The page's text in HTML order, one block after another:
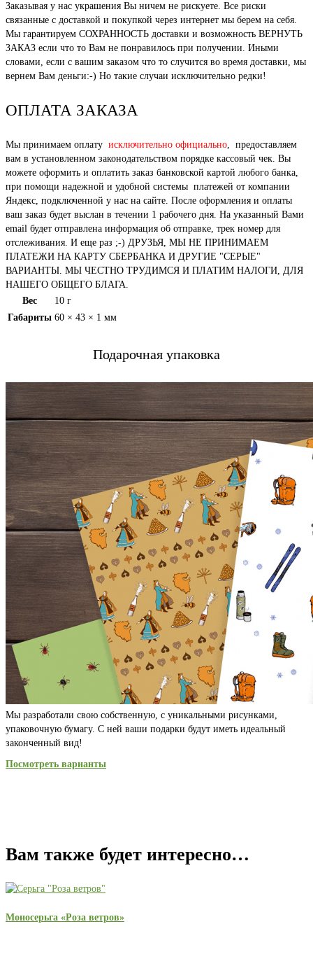
Заказывая у нас украшения Вы ничем не рискуете. Все риски
связанные с доставкой и покупкой через интернет мы берем на себя.
Мы гарантируем СОХРАННОСТЬ доставки и возможность ВЕРНУТЬ
ЗАКАЗ если что то Вам не понравилось при получении. Иными
словами, если с вашим заказом что то случится во время доставки, мы
вернем Вам деньги:-) Но такие случаи исключительно редки!
ОПЛАТА ЗАКАЗА
Мы принимаем оплату исключительно официально, предоставляем
вам в установленном законодательством порядке кассовый чек. Вы
можете оформить и оплатить заказ банковской картой любого банка,
при помощи надежной и удобной системы платежей от компании
Яндекс, подключенной у нас на сайте. После оформления и оплаты
ваш заказ будет выслан в течении 1 рабочего дня. На указанный Вами
email будет отправлена информация об отправке, трек номер для
отслеживания. И еще раз ;-) ДРУЗЬЯ, МЫ НЕ ПРИНИМАЕМ
ПЛАТЕЖИ НА КАРТУ СБЕРБАНКА И ДРУГИЕ "СЕРЫЕ"
ВАРИАНТЫ. МЫ ЧЕСТНО ТРУДИМСЯ И ПЛАТИМ НАЛОГИ, ДЛЯ
НАШЕГО ОБЩЕГО БЛАГА.
Вес
10 г
Габариты 60 × 43 × 1 мм
Подарочная упаковка
Мы разработали свою собственную, с уникальными рисунками,
упаковочную бумагу. С ней ваши подарки будут иметь идеальный
законченный вид!
Посмотреть варианты
Вам также будет интересно…
Моносерьга «Роза ветров»